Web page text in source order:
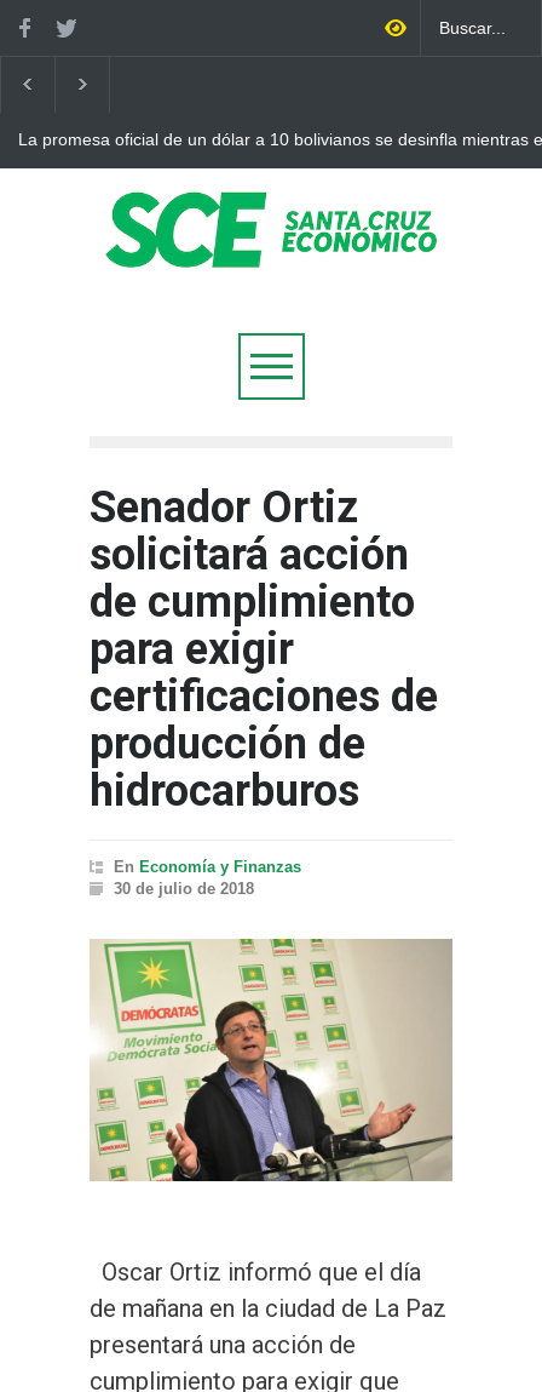
La promesa oficial de un dólar a 10 bolivianos se desinfla mientras
Senador Ortiz
solicitará acción
de cumplimiento
para exigir
certificaciones de
producción de
hidrocarburos
En Economía y Finanzas
30 de julio de 2018
Oscar Ortiz informó que el día
de mañana en la ciudad de La Paz
presentará una acción de
cumplimiento para exigir que